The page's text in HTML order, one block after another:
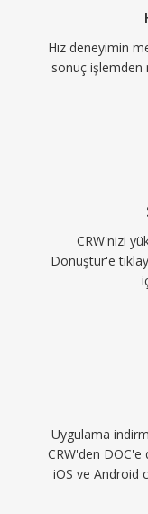
Hız deneyimin
sonuç işlemden
CRW'nizi
Dönüştür'e
Uygulama
CRW'den
iOS ve Android